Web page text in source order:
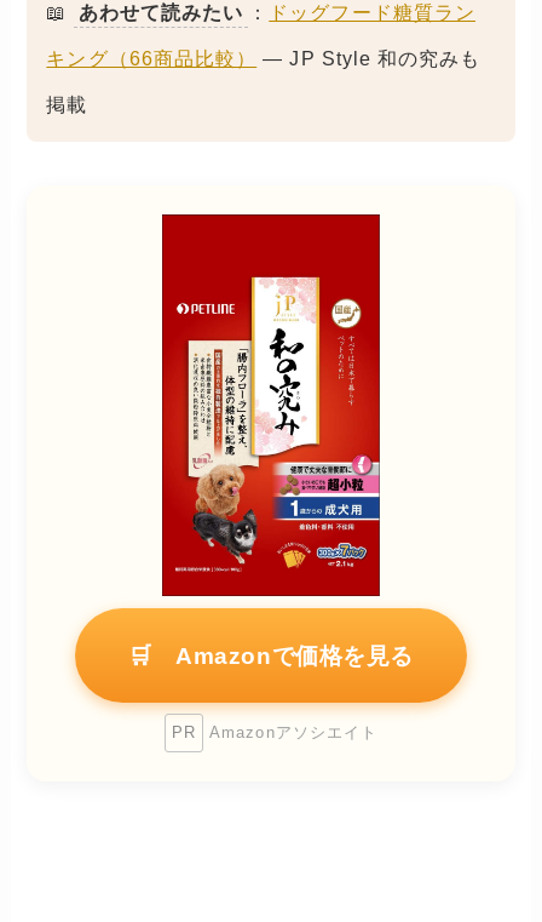
📖 あわせて読みたい ： ドッグフード糖質ラン
キング（66商品比較） — JP Style 和の究みも
掲載
🛒 Amazonで価格を見る
PR Amazonアソシエイト